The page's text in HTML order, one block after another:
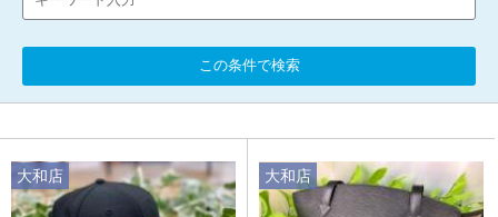
この条件で検索
大和店 大和店